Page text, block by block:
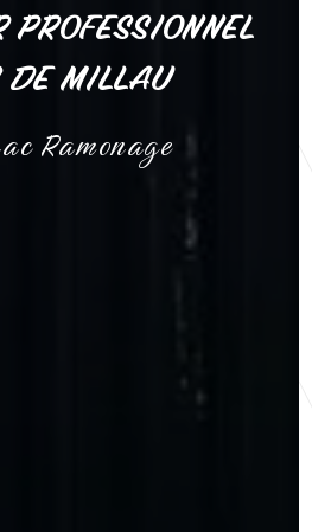
DE MILLAU
Ramonage